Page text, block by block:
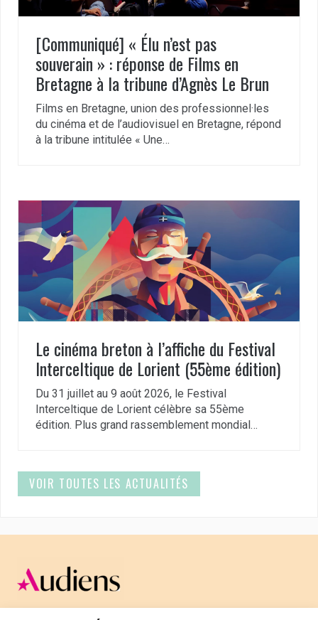
[Communiqué] « Élu n’est pas
souverain » : réponse de Films en
Bretagne à la tribune d’Agnès Le Brun
Films en Bretagne, union des professionnel·les
du cinéma et de l’audiovisuel en Bretagne, répond
à la tribune intitulée « Une…
Le cinéma breton à l’affiche du Festival
Interceltique de Lorient (55ème édition)
Du 31 juillet au 9 août 2026, le Festival
Interceltique de Lorient célèbre sa 55ème
édition. Plus grand rassemblement mondial…
VOIR TOUTES LES ACTUALITÉS